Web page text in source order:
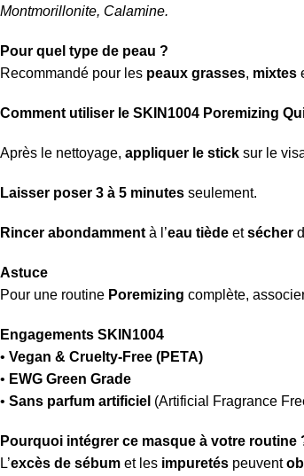
Montmorillonite, Calamine.
Pour quel type de peau ?
Recommandé pour les peaux grasses, mixtes
Comment utiliser le SKIN1004 Poremizing
Après le nettoyage, appliquer le stick sur le
Laisser poser 3 à 5 minutes seulement.
Rincer abondamment à l’eau tiède etsécher
Astuce
Pour une routine Poremizing complète,
Engagements SKIN1004
• Vegan & Cruelty-Free (PETA)
• EWG Green Grade
• Sans parfum artificiel (Artificial Fragrance
Pourquoi intégrer ce masque à votre routine
L’excès de sébum et les impuretés peuvent